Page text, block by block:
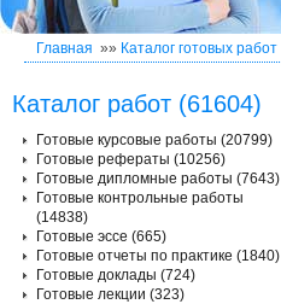
Главная »» Каталог готовых работ
Каталог работ (61604)
Готовые курсовые работы (20799)
Готовые рефераты (10256)
Готовые дипломные работы (7643)
Готовые контрольные работы
(14838)
Готовые эссе (665)
Готовые отчеты по практике (1840)
Готовые доклады (724)
Готовые лекции (323)